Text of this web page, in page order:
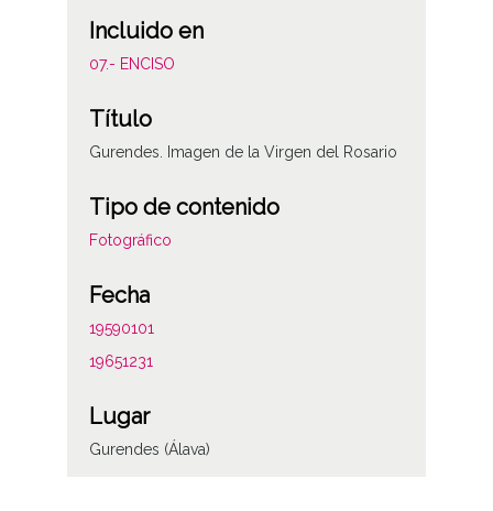
Incluido en
07.- ENCISO
Título
Gurendes. Imagen de la Virgen del Rosario
Tipo de contenido
Fotográfico
Fecha
19590101
19651231
Lugar
Gurendes (Álava)